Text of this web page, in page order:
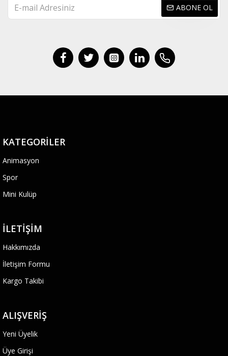
ABONE OL
KATEGORILER
Animasyon
Spor
Mini Kulüp
İLETIŞIM
Hakkımızda
İletişim Formu
Kargo Takibi
ALIŞVERIŞ
Yeni Üyelik
Üye Girişi